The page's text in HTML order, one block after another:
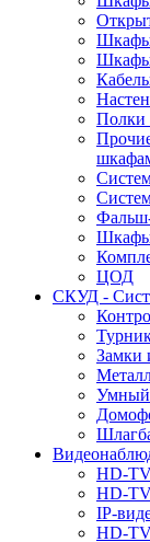
Шкафы
Шкафы
Полки
Шкафы
ЦОД
СКУД -
Замки
HD-
HD-
IP-
HD-